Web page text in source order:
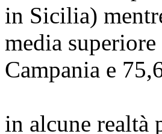
in Sicilia)
media
Campania e
in alcune realtà